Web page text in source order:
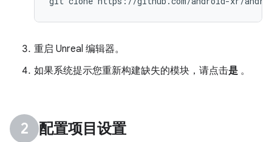
重启 Unreal 编辑器。
如果系统提示您重新构建缺失的模块，请点击是 。
配置项目设置